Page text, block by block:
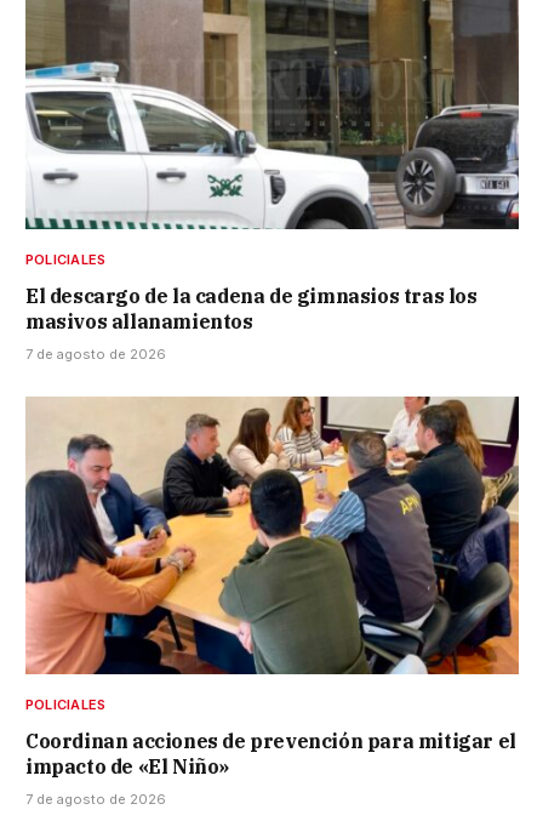
POLICIALES
El descargo de la cadena de gimnasios tras los
masivos allanamientos
7 de agosto de 2026
POLICIALES
Coordinan acciones de prevención para mitigar el
impacto de «El Niño»
7 de agosto de 2026